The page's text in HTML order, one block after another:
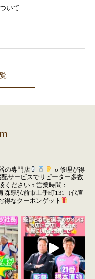
いて
の専門店
o 修理が得
サービスでリピーター多数
ください o 営業時間：
森県弘前市土手町131（代官
得なクーポンゲット